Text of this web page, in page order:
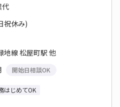
代
祝休み)
線 松屋町駅 他
開始日相談OK
はじめてOK